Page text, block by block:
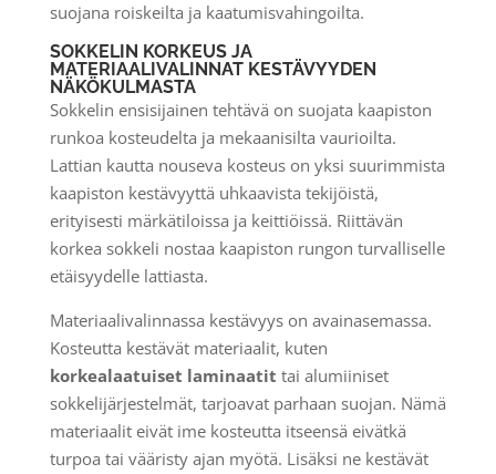
suojana roiskeilta ja kaatumisvahingoilta.
SOKKELIN KORKEUS JA
MATERIAALIVALINNAT KESTÄVYYDEN
NÄKÖKULMASTA
Sokkelin ensisijainen tehtävä on suojata kaapiston
runkoa kosteudelta ja mekaanisilta vaurioilta.
Lattian kautta nouseva kosteus on yksi suurimmista
kaapiston kestävyyttä uhkaavista tekijöistä,
erityisesti märkätiloissa ja keittiöissä. Riittävän
korkea sokkeli nostaa kaapiston rungon turvalliselle
etäisyydelle lattiasta.
Materiaalivalinnassa kestävyys on avainasemassa.
Kosteutta kestävät materiaalit, kuten
korkealaatuiset laminaatit tai alumiiniset
sokkelijärjestelmät, tarjoavat parhaan suojan. Nämä
materiaalit eivät ime kosteutta itseensä eivätkä
turpoa tai vääristy ajan myötä. Lisäksi ne kestävät